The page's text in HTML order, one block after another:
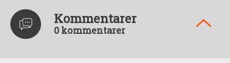
Kommentarer
0 kommentarer